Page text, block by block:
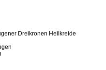
Dreikronen Heilkreide